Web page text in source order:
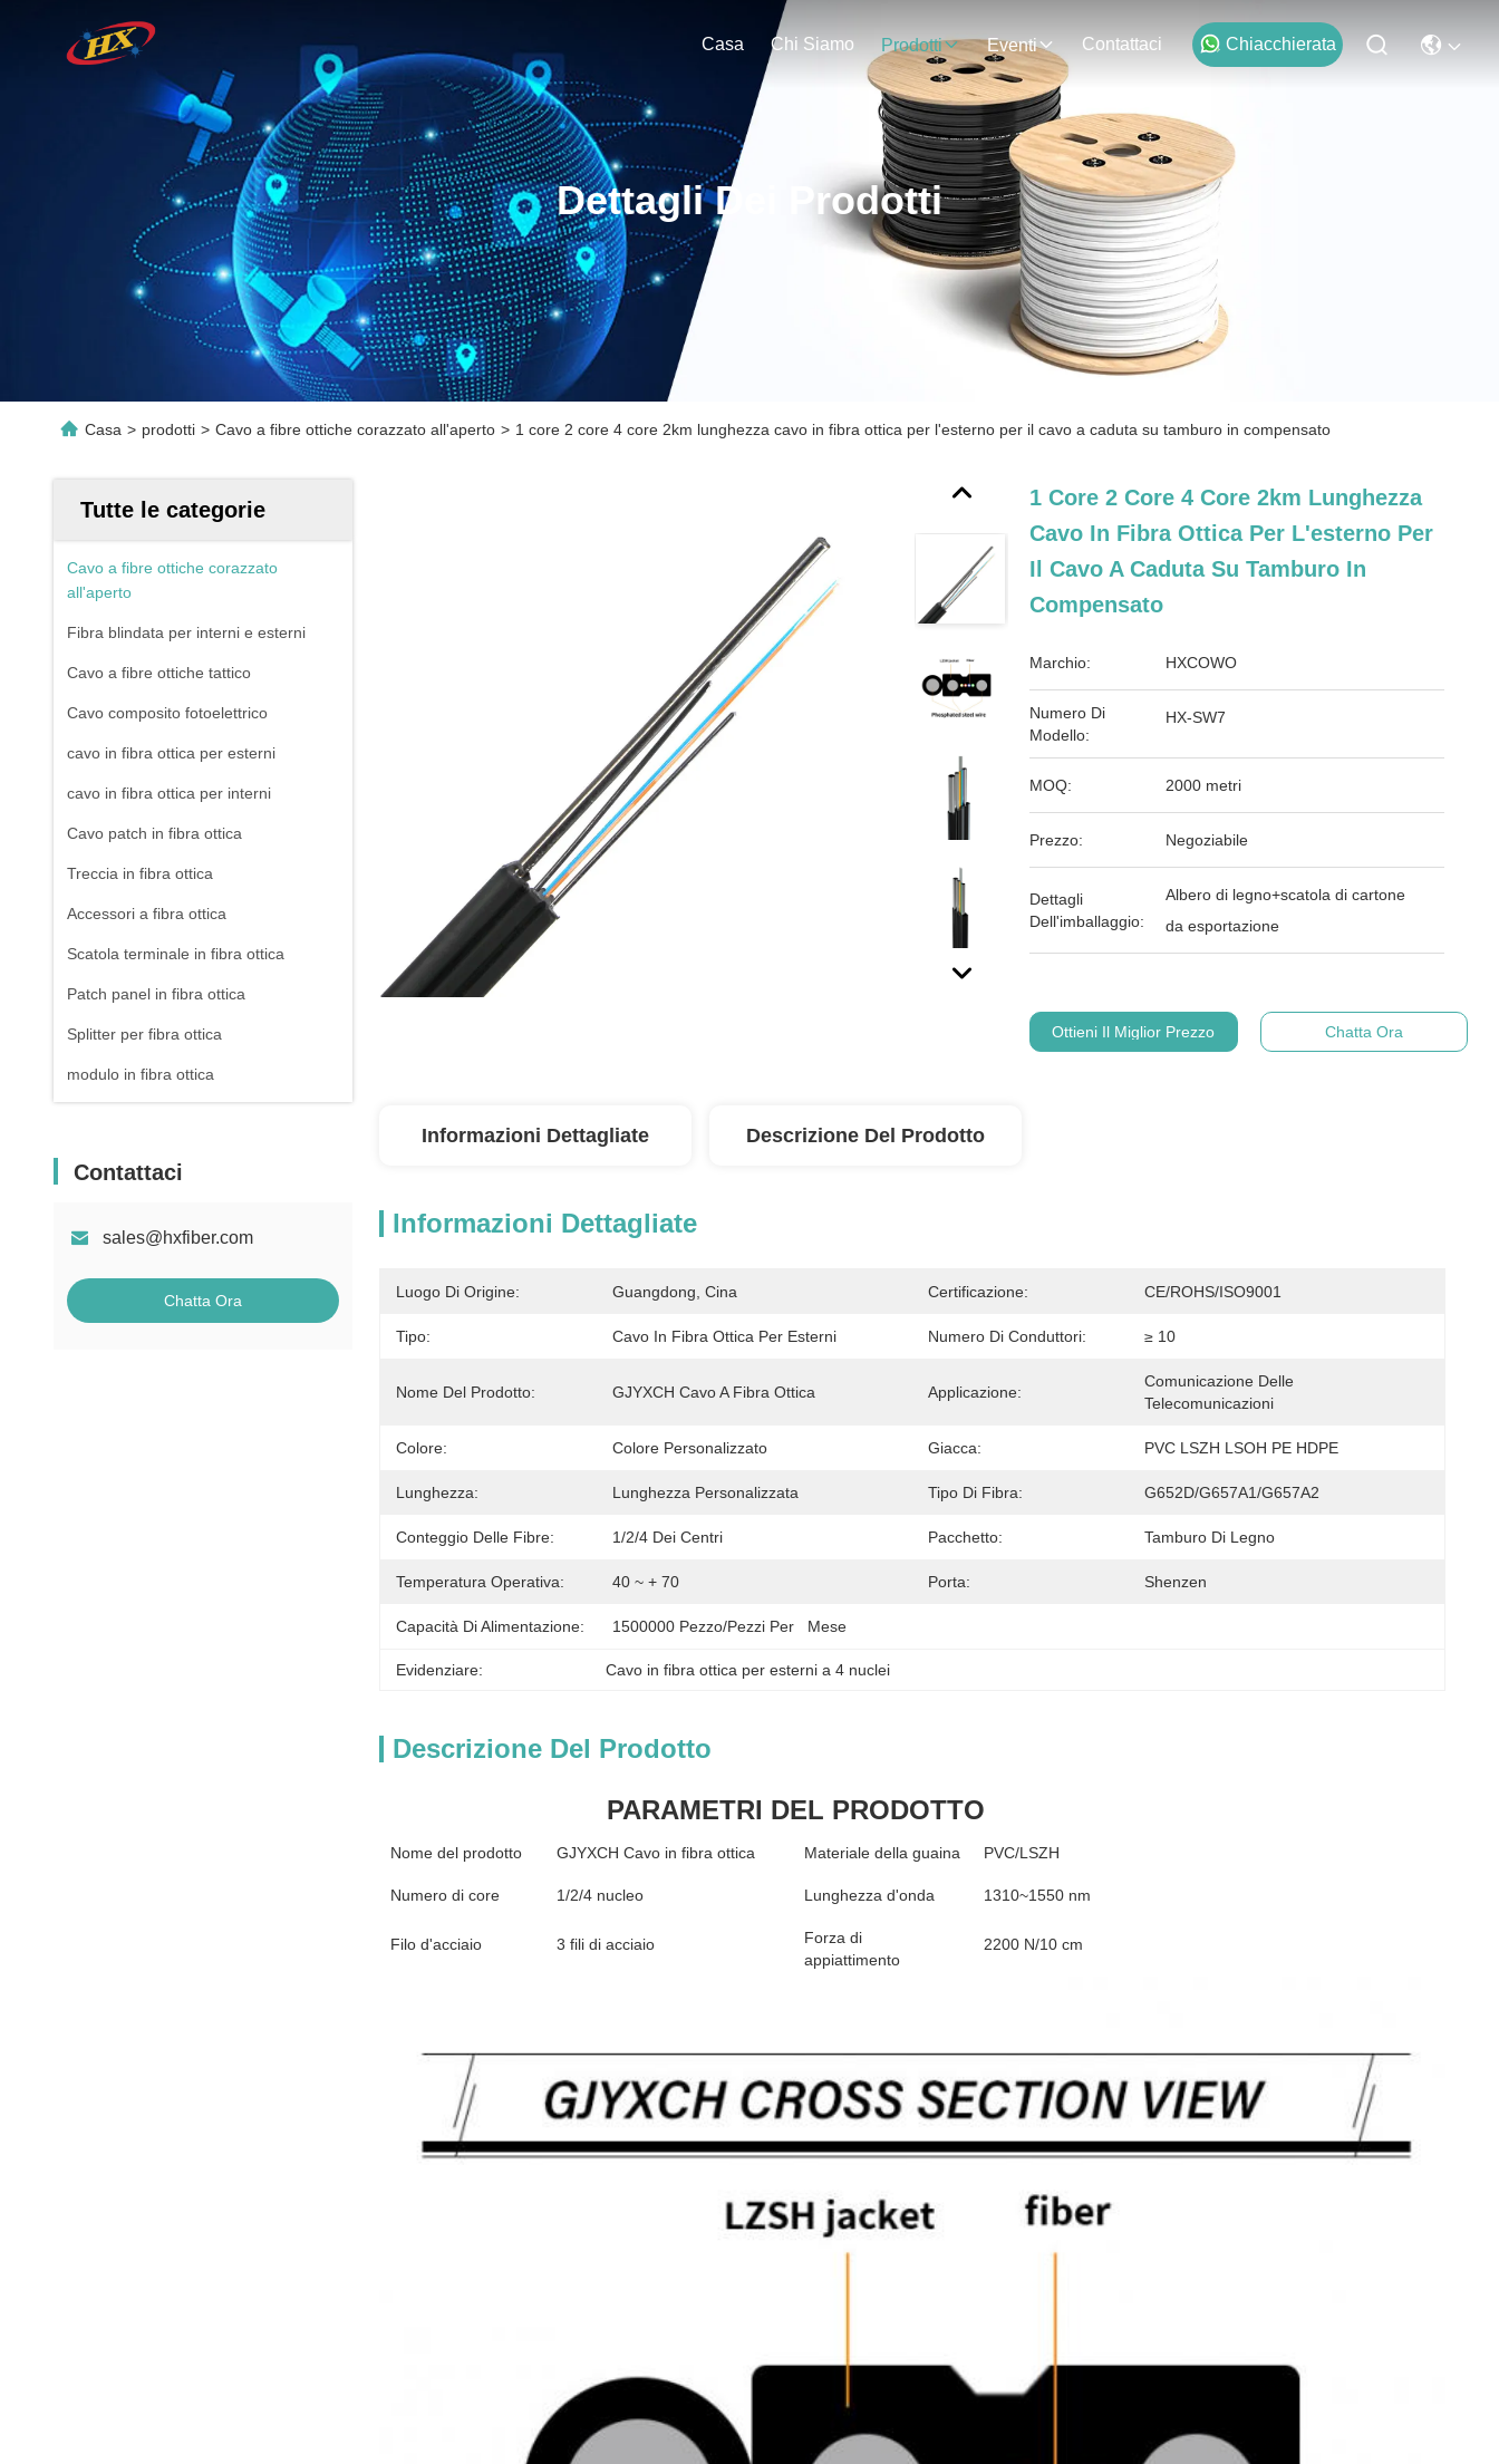
Casa Chi Siamo Prodotti Eventi Contattaci Chiacchierata
Dettagli Dei Prodotti
Casa > prodotti > Cavo a fibre ottiche corazzato all'aperto > 1 core 2 core 4 core 2km lunghezza cavo in fibra ottica per l'esterno per il cavo a caduta su tamburo in compensato
Tutte le categorie
Cavo a fibre ottiche corazzato
all'aperto
Fibra blindata per interni e esterni
Cavo a fibre ottiche tattico
Cavo composito fotoelettrico
cavo in fibra ottica per esterni
cavo in fibra ottica per interni
Cavo patch in fibra ottica
Treccia in fibra ottica
Accessori a fibra ottica
Scatola terminale in fibra ottica
Patch panel in fibra ottica
Splitter per fibra ottica
modulo in fibra ottica
Contattaci
sales@hxfiber.com
Chatta Ora
1 Core 2 Core 4 Core 2km Lunghezza
Cavo In Fibra Ottica Per L'esterno Per
Il Cavo A Caduta Su Tamburo In
Compensato
Marchio: HXCOWO
Numero Di
Modello:
HX-SW7
MOQ: 2000 metri
Prezzo: Negoziabile
Dettagli
Dell'imballaggio:
Albero di legno+scatola di cartone
da esportazione
Ottieni Il Miglior Prezzo Chatta Ora
Informazioni Dettagliate Descrizione Del Prodotto
Informazioni Dettagliate
Luogo Di Origine: Guangdong, Cina Certificazione: CE/ROHS/ISO9001
Tipo: Cavo In Fibra Ottica Per Esterni Numero Di Conduttori: ≥ 10
Nome Del Prodotto: GJYXCH Cavo A Fibra Ottica Applicazione:
Comunicazione Delle
Telecomunicazioni
Colore: Colore Personalizzato Giacca: PVC LSZH LSOH PE HDPE
Lunghezza: Lunghezza Personalizzata Tipo Di Fibra: G652D/G657A1/G657A2
Conteggio Delle Fibre: 1/2/4 Dei Centri Pacchetto: Tamburo Di Legno
Temperatura Operativa: 40 ~ + 70 Porta: Shenzen
Capacità Di Alimentazione: 1500000 Pezzo/pezzi Per   Mese
Evidenziare: Cavo in fibra ottica per esterni a 4 nuclei
Descrizione Del Prodotto
PARAMETRI DEL PRODOTTO
Nome del prodotto GJYXCH Cavo in fibra ottica Materiale della guaina PVC/LSZH
Numero di core 1/2/4 nucleo Lunghezza d'onda 1310~1550 nm
Filo d'acciaio 3 fili di acciaio
Forza di
appiattimento
2200 N/10 cm